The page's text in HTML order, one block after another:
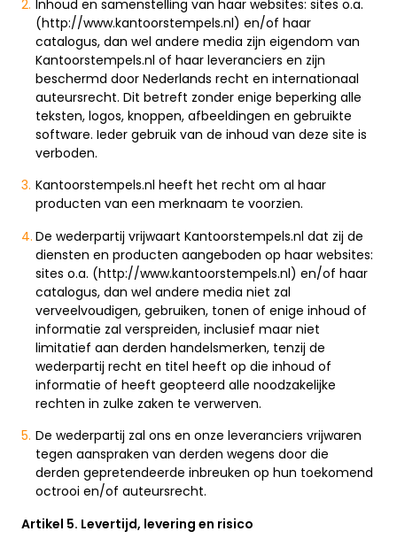
Inhoud en samenstelling van haar websites: sites o.a.
(http://www.kantoorstempels.nl) en/of haar
catalogus, dan wel andere media zijn eigendom van
Kantoorstempels.nl of haar leveranciers en zijn
beschermd door Nederlands recht en internationaal
auteursrecht. Dit betreft zonder enige beperking alle
teksten, logos, knoppen, afbeeldingen en gebruikte
software. Ieder gebruik van de inhoud van deze site is
verboden.
Kantoorstempels.nl heeft het recht om al haar
producten van een merknaam te voorzien.
De wederpartij vrijwaart Kantoorstempels.nl dat zij de
diensten en producten aangeboden op haar websites:
sites o.a. (http://www.kantoorstempels.nl) en/of haar
catalogus, dan wel andere media niet zal
verveelvoudigen, gebruiken, tonen of enige inhoud of
informatie zal verspreiden, inclusief maar niet
limitatief aan derden handelsmerken, tenzij de
wederpartij recht en titel heeft op die inhoud of
informatie of heeft geopteerd alle noodzakelijke
rechten in zulke zaken te verwerven.
De wederpartij zal ons en onze leveranciers vrijwaren
tegen aanspraken van derden wegens door die
derden gepretendeerde inbreuken op hun toekomend
octrooi en/of auteursrecht.
Artikel 5. Levertijd, levering en risico